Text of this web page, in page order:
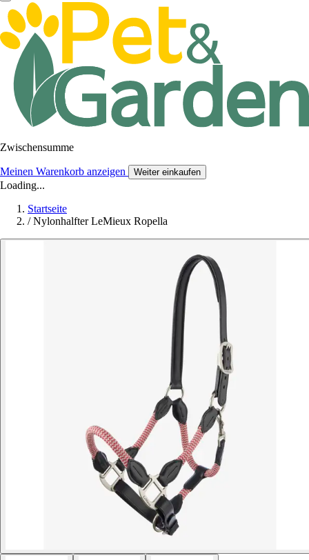
Zwischensumme
Meinen Warenkorb anzeigen Weiter einkaufen
Loading...
Startseite
/ Nylonhalfter LeMieux Ropella